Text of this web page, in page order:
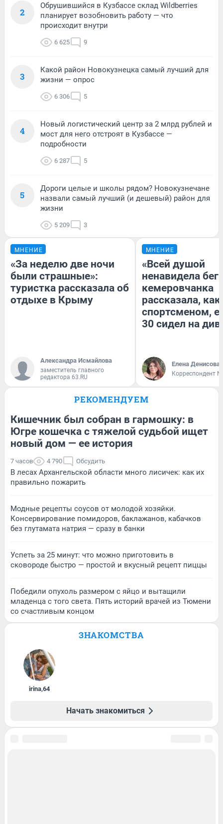
2
Обрушившийся в Кузбассе склад Wildberries
планирует возобновить работу — что
происходит внутри
6 625 9
3
Какой район Новокузнецка самый лучший для
жизни — опрос
6 306 5
4
Новый логистический центр за 2 млрд рублей и
мост для него отстроят в Кузбассе —
подробности
6 287 5
5
Дороги целые и школы рядом? Новокузнечане
назвали самый лучший (и дешевый) район для
жизни
5 209 3
МНЕНИЕ
«За неделю две ночи
были страшные»:
туристка рассказала об
отдыхе в Крыму
Александра Исмайлова
заместитель главного
редактора 63.RU
МНЕНИЕ
«Всей душой
ненавидела
кемеровчанка
рассказала, как
спортсменом,
30 сидел на
Елена Денисова
Корреспондент
РЕКОМЕНДУЕМ
Кишечник был собран в гармошку: в
Югре кошечка с тяжелой судьбой ищет
новый дом — ее история
7 часов 4 790 Обсудить
В лесах Архангельской области много лисичек: как их
правильно пожарить
Модные рецепты соусов от молодой хозяйки.
Консервирование помидоров, баклажанов, кабачков
без глутамата натрия — сразу в банки
Успеть за 25 минут: что можно приготовить в
сковороде быстро — простой и вкусный рецепт пиццы
Победили опухоль размером с яйцо и вытащили
младенца с того света. Пять историй врачей из Тюмени
со счастливым концом
ЗНАКОМСТВА
irina,64
Начать знакомиться